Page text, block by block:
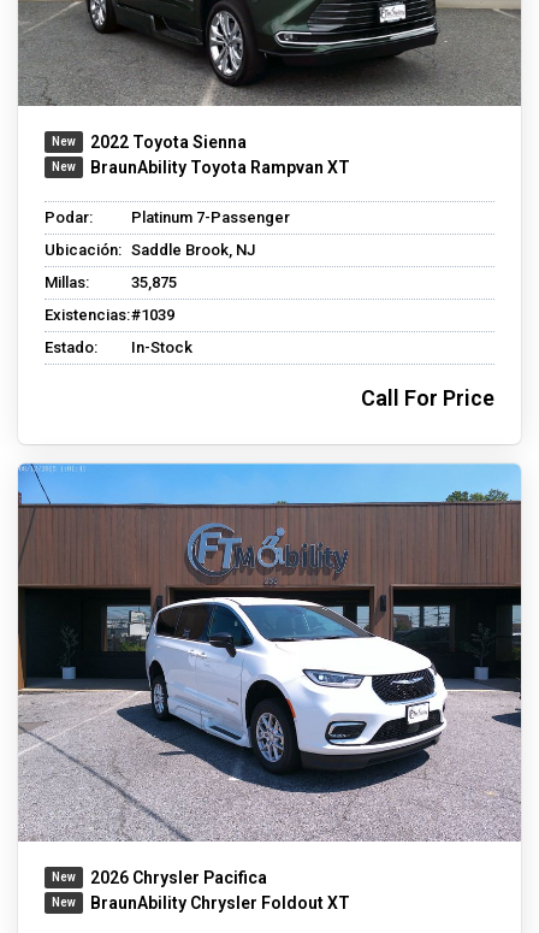
2022 Toyota Sienna
BraunAbility Toyota Rampvan XT
Podar:
Platinum 7-Passenger
Ubicación: Saddle Brook, NJ
Millas:
35,875
Existencias:#1039
Estado:
In-Stock
Call For Price
2026 Chrysler Pacifica
BraunAbility Chrysler Foldout XT